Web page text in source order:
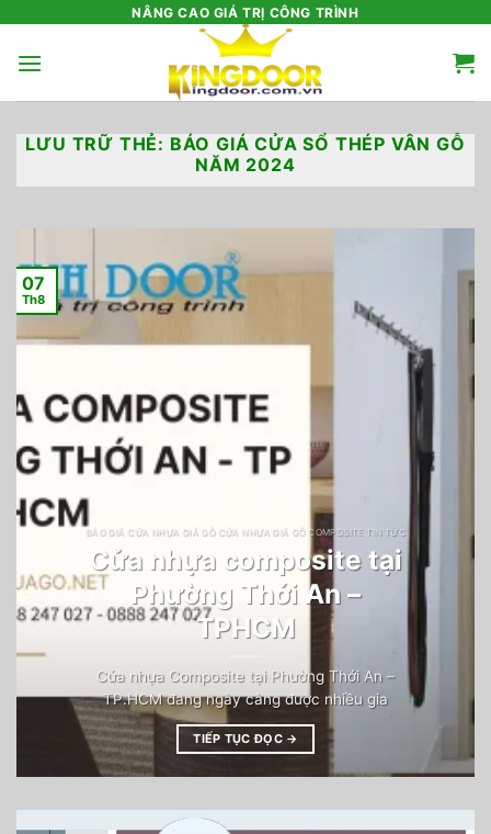
nội
NÂNG CAO GIÁ TRỊ CÔNG TRÌNH
LƯU TRỮ THẺ: BÁO GIÁ CỬA SỔ THÉP VÂN GỖ
NĂM 2024
BÁO GIÁ CỬA NHỰA GIẢ GỖ CỬA NHỰA GIẢ GỖ COMPOSITE TIN TỨC
Cửa nhựa composite tại
Phường Thới An –
TPHCM
Cửa nhựa Composite tại Phường Thới An –
TP.HCM đang ngày càng được nhiều gia
TIẾP TỤC ĐỌC →
07
Th8